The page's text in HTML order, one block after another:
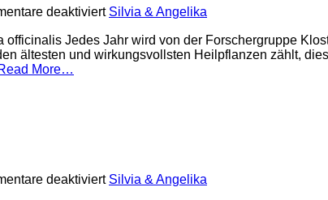
deaktiviertfür
Arzneipflanze
des
Jahres
Silvia & Angelika
officinalis Jedes Jahr wird von der Forschergruppe
ältesten und wirkungsvollsten Heilpflanzen zählt,
More…
deaktiviertfür
Adaptogene
Silvia & Angelika